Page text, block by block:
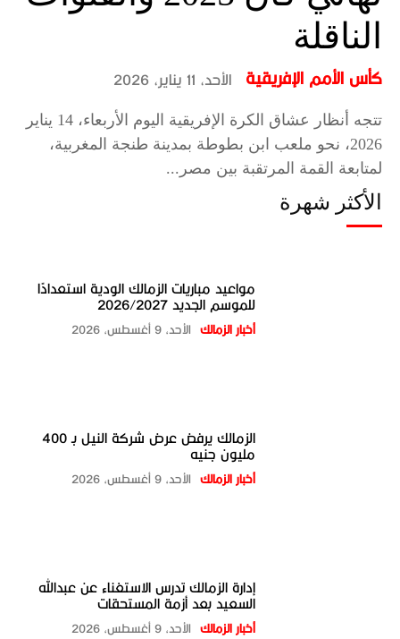
الناقلة
كأس الأمم الإفريقية الأحد، 11 يناير، 2026
تتجه أنظار عشاق الكرة الإفريقية اليوم الأربعاء، 14 يناير
2026، نحو ملعب ابن بطوطة بمدينة طنجة المغربية،
لمتابعة القمة المرتقبة بين مصر...
الأكثر شهرة
مواعيد مباريات الزمالك الودية استعدادًا
للموسم الجديد 2026/2027
أخبار الزمالك الأحد، 9 أغسطس، 2026
الزمالك يرفض عرض شركة النيل بـ 400
مليون جنيه
أخبار الزمالك الأحد، 9 أغسطس، 2026
إدارة الزمالك تدرس الاستغناء عن عبدالله
السعيد بعد أزمة المستحقات
أخبار الزمالك الأحد، 9 أغسطس، 2026